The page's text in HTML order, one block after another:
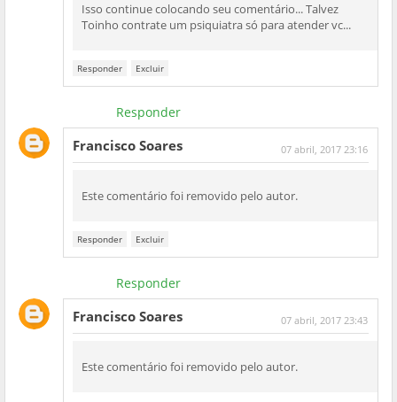
Isso continue colocando seu comentário... Talvez
Toinho contrate um psiquiatra só para atender vc...
Responder Excluir
Responder
Francisco Soares 07 abril, 2017 23:16
Este comentário foi removido pelo autor.
Responder Excluir
Responder
Francisco Soares 07 abril, 2017 23:43
Este comentário foi removido pelo autor.